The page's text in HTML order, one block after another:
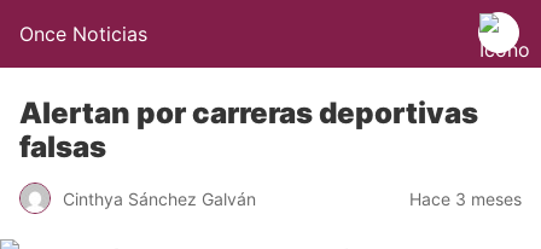
Once Noticias
Alertan por carreras deportivas
falsas
Cinthya Sánchez Galván Hace 3 meses